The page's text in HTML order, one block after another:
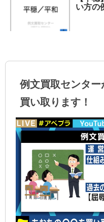
い方の
例文買取センタ
買い取ります！